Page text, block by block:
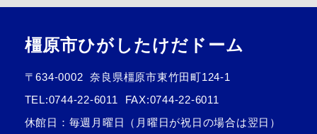
橿原市ひがしたけだドーム
〒634-0002
奈良県橿原市東竹田町124-1
TEL:0744-22-6011
FAX:0744-22-6011
休館日：毎週月曜日（月曜日が祝日の場合は翌日）